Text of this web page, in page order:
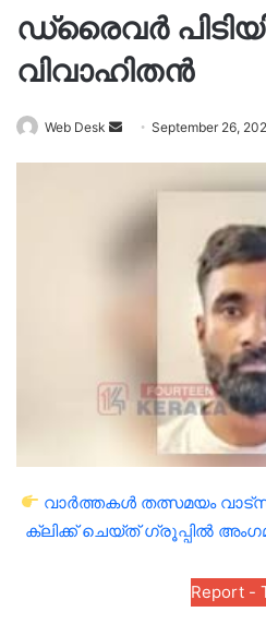
ഡ്രൈവര്‍
വിവാഹിതന്‍
Web Desk
SendSeptember 26,
വാർത്തകൾ തത്സമയം
ക്ലിക്ക് ചെയ്ത് ഗ്രൂപ്പിൽ
Report -